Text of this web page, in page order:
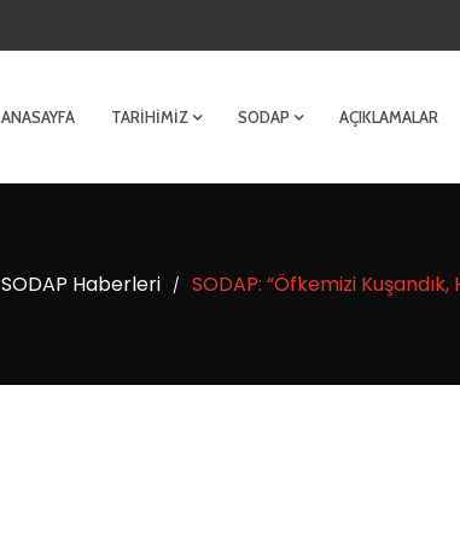
ANASAYFA TARIHIMIZ SODAP AÇIKLAMALAR
SODAP Haberleri / SODAP: “Öfkemizi